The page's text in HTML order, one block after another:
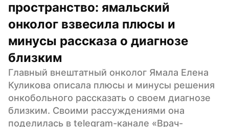
пространство: ямальский
онколог взвесила плюсы и
минусы рассказа о диагнозе
близким
Главный внештатный онколог Ямала Елена
Куликова описала плюсы и минусы решения
онкобольного рассказать о своем диагнозе
близким. Своими рассуждениями она
поделилась в telegram-канале «Врач-